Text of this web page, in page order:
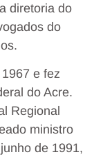
diretoria do
do
e fez
do Acre.
Regional
ministro
de 1991,